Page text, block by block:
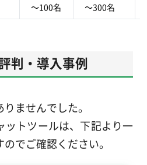
～100名 ～300名
判・導入事例
ませんでした。
ットツールは、下記より一
でご確認ください。